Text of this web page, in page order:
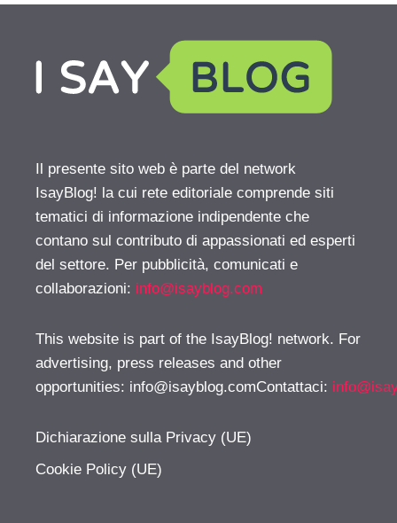
Il presente sito web è parte del network
IsayBlog! la cui rete editoriale comprende siti
tematici di informazione indipendente che
contano sul contributo di appassionati ed esperti
del settore. Per pubblicità, comunicati e
collaborazioni: info@isayblog.com
This website is part of the IsayBlog! network. For
advertising, press releases and other
opportunities: info@isayblog.comContattaci:
Dichiarazione sulla Privacy (UE)
Cookie Policy (UE)